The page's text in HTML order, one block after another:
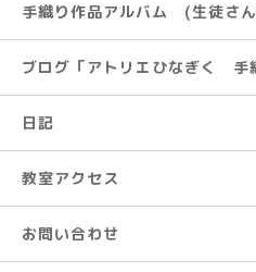
手織り作品アルバム (生徒さ
ブログ「アトリエひなぎく 手
日記
教室アクセス
お問い合わせ